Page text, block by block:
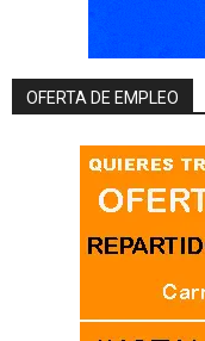
OFERTA DE EMPLEO